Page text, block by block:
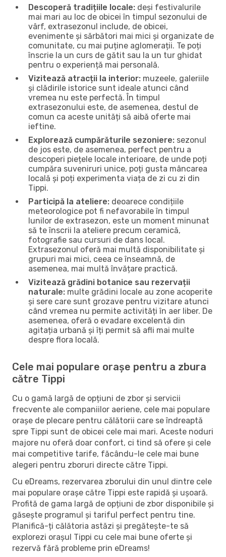
Descoperă tradițiile locale: deși festivalurile
mai mari au loc de obicei în timpul sezonului de
vârf, extrasezonul include, de obicei,
evenimente și sărbători mai mici și organizate de
comunitate, cu mai puține aglomerații. Te poți
înscrie la un curs de gătit sau la un tur ghidat
pentru o experiență mai personală.
Vizitează atracții la interior: muzeele, galeriile
și clădirile istorice sunt ideale atunci când
vremea nu este perfectă. În timpul
extrasezonului este, de asemenea, destul de
comun ca aceste unități să aibă oferte mai
ieftine.
Explorează cumpărăturile sezoniere: sezonul
de jos este, de asemenea, perfect pentru a
descoperi piețele locale interioare, de unde poți
cumpăra suveniruri unice, poți gusta mâncarea
locală și poți experimenta viața de zi cu zi din
Tippi.
Participă la ateliere: deoarece condițiile
meteorologice pot fi nefavorabile în timpul
lunilor de extrasezon, este un moment minunat
să te înscrii la ateliere precum ceramică,
fotografie sau cursuri de dans local.
Extrasezonul oferă mai multă disponibilitate și
grupuri mai mici, ceea ce înseamnă, de
asemenea, mai multă învățare practică.
Vizitează grădini botanice sau rezervații
naturale: multe grădini locale au zone acoperite
și sere care sunt grozave pentru vizitare atunci
când vremea nu permite activități în aer liber. De
asemenea, oferă o evadare excelentă din
agitația urbană și îți permit să afli mai multe
despre flora locală.
Cele mai populare orașe pentru a zbura
către Tippi
Cu o gamă largă de opțiuni de zbor și servicii
frecvente ale companiilor aeriene, cele mai populare
orașe de plecare pentru călătorii care se îndreaptă
spre Tippi sunt de obicei cele mai mari. Aceste noduri
majore nu oferă doar confort, ci tind să ofere și cele
mai competitive tarife, făcându-le cele mai bune
alegeri pentru zboruri directe către Tippi.
Cu eDreams, rezervarea zborului din unul dintre cele
mai populare orașe către Tippi este rapidă și ușoară.
Profită de gama largă de opțiuni de zbor disponibile și
găsește programul și tariful perfect pentru tine.
Planifică-ți călătoria astăzi și pregătește-te să
explorezi orașul Tippi cu cele mai bune oferte și
rezervă fără probleme prin eDreams!